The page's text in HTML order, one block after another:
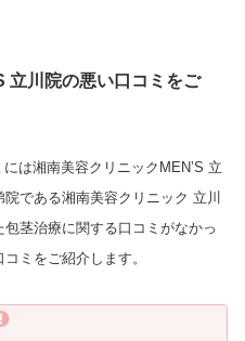
立川院の悪い口コミをご
は湘南美容クリニックMEN’S 立
である湘南美容クリニック 立川
茎治療に関する口コミがなかっ
ミをご紹介します。